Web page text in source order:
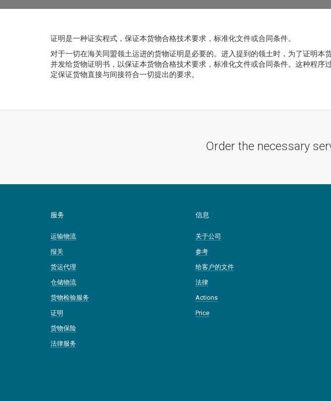
证明是一种证实程式，保证本货物合格技术要求，标准化文件或合同条件。
对于一切在海关同盟领土运进的货物证明是必要的。进入提到的领土时，为了证明
并发给货物证明书，以保证本货物合格技术要求，标准化文件或合同条件。这种程
定保证货物直接与间接符合一切提出的要求。
Order the necessary
服务
运输物流
报关
货运代理
仓储物流
货物检验服务
证明
货物保险
法律服务
信息
关于公司
参考
给客户的文件
法律
Actions
Price